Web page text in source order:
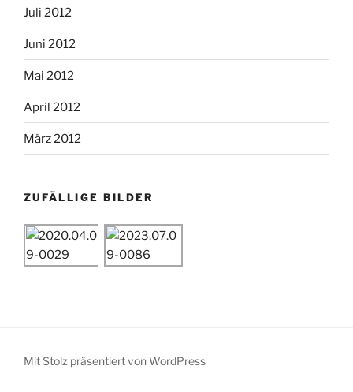
Juli 2012
Juni 2012
Mai 2012
April 2012
März 2012
ZUFÄLLIGE BILDER
Mit Stolz präsentiert von WordPress